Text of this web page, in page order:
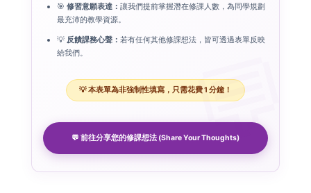
🎯 修習意願表達： 讓我們提前掌握潛在修課人數，為同學規劃
最充沛的教學資源。
💡 反饋課務心聲： 若有任何其他修課想法，皆可透過表單反映
給我們。
💡 本表單為非強制性填寫，只需花費 1 分鐘！
💬 前往分享您的修課想法 (Share Your Thoughts)